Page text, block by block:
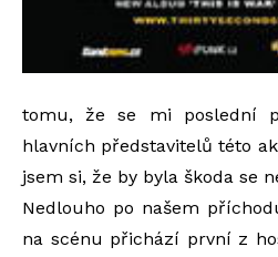
tomu, že se mi poslední
hlavních představitelů této
jsem si, že by byla škoda se
Nedlouho po našem
na scénu přichází první z